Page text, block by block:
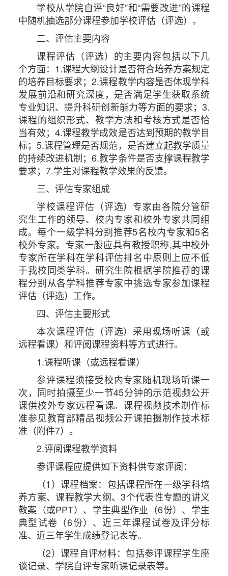
学校从学院自评“良好”和“需要改进”的课程
中随机抽选部分课程参加学校评估（评选）。
二、评估主要内容
课程评估（评选）的主要内容包括以下几
个方面：1.课程大纲设计是否符合培养方案规定
的培养目标要求；2.课程教学内容是否体现学科
发展前沿和研究深度，是否满足学生获取系统
专业知识、提升科研创新能力等方面的要求；3.
课程的组织形式、教学方法和考核方式是否恰
当有效；4.课程教学成效是否达到预期的教学目
标；5.课程管理是否规范，是否建立起教学质量
的持续改进机制；6.教学条件是否支撑课程教学
要求；7.学生对课程教学效果的反馈。
三、评估专家组成
学校课程评估（评选）专家由各院分管研
究生工作的领导、校内专家和校外专家共同组
成。每个一级学科分别推荐5名校内专家和5名
校外专家。专家一般应具有教授职称,其中校外
专家所在学科在学科评估排名中原则上应不低
于我校同类学科。研究生院根据学院推荐的课
程分别从各学科推荐专家中挑选专家参加课程
评估（评选）工作。
四、评估主要形式
本次课程评估（评选）采用现场听课（或
远程看课）和评阅课程资料等方式进行。
1.课程听课（或远程看课）
参评课程须接受校内专家随机现场听课一
次，同时拍摄至少一节45分钟的示范视频公开
课供校外专家远程看课。课程视频技术制作标
准参见教育部精品视频公开课拍摄制作技术标
准（附件7）。
2.评阅课程教学资料
参评课程应提供如下资料供专家评阅：
（1）课程档案：包括课程所在一级学科培
养方案、课程教学大纲、3个代表性专题的讲义
教案（或PPT）、学生典型作业（6份）、学生
典型试卷（6份）、近三年课程试卷及评分标
准、近三年学生成绩登记表等。
（2）课程自评材料：包括参评课程学生座
谈记录、学院自评专家听课记录表等。